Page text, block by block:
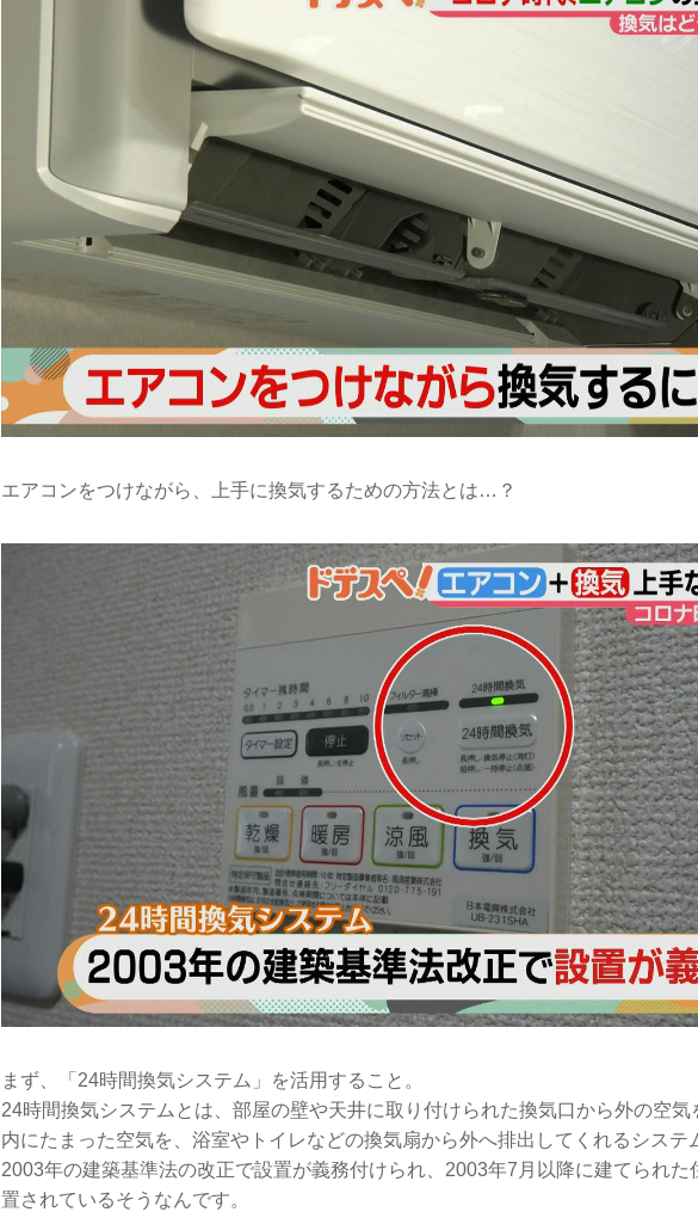
エアコンをつけながら、上手に換気するための方法とは…？
まず、「24時間換気システム」を活用すること。
24時間換気システムとは、部屋の壁や天井に取り付けられた換気口から外の空気
内にたまった空気を、浴室やトイレなどの換気扇から外へ排出してくれるシステ
2003年の建築基準法の改正で設置が義務付けられ、2003年7月以降に建てられた
置されているそうなんです。